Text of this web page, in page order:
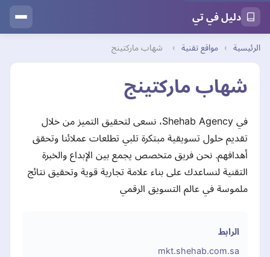
دليل في تي
الرئيسية › مواقع تقنية › شهاب ماركتينج
شهاب ماركتينج
في Shehab Agency، نسعى لتحقيق التميز من خلال
تقديم حلول تسويقية مبتكرة تلبي تطلعات عملائنا وتحقق
أهدافهم. نحن فريق متخصص يجمع بين الإبداع والخبرة
التقنية لنساعدك على بناء علامة تجارية قوية وتحقيق نتائج
ملموسة في عالم التسويق الرقمي
الرابط
mkt.shehab.com.sa